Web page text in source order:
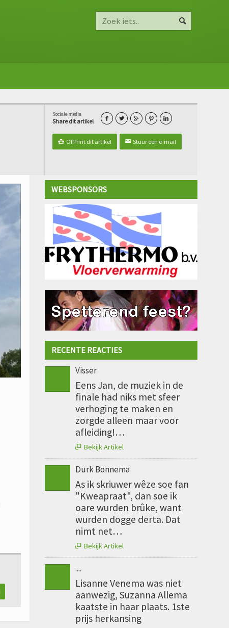
Sociale media
Share dit artikel     
 Of Print dit artikel ✉ Stuur een e-mail
WEBSPONSORS
RECENTE REACTIES
Visser
Eens Jan, de muziek in de
finale had niks met sfeer
verhoging te maken en
zorgde alleen maar voor
afleiding!…
 Bekijk Artikel
Durk Bonnema
As ik skriuwer wêze soe fan
"Kweapraat", dan soe ik
oare wurden brûke, want
wurden dogge derta. Dat
nimt net…
 Bekijk Artikel
....
Lisanne Venema was niet
aanwezig, Suzanna Allema
kaatste in haar plaats. 1ste
prijs herkansing